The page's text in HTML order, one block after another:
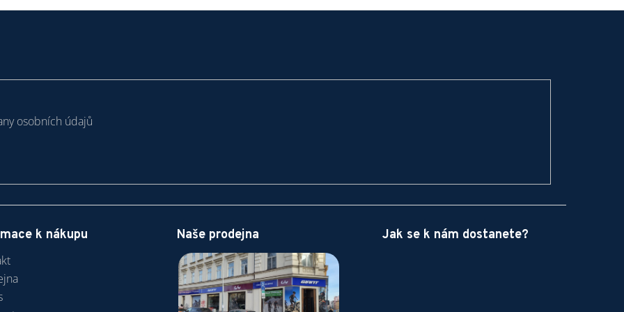
r
ý
osobních údajů
k nákupu Naše prodejna Jak se k nám dostanete?